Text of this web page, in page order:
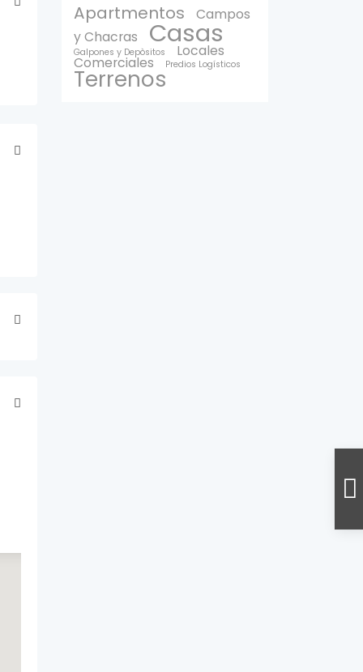
Apartmentos
Campos
y Chacras
Casas
Galpones y Depòsitos Locales
Comerciales Predios Logísticos
Terrenos